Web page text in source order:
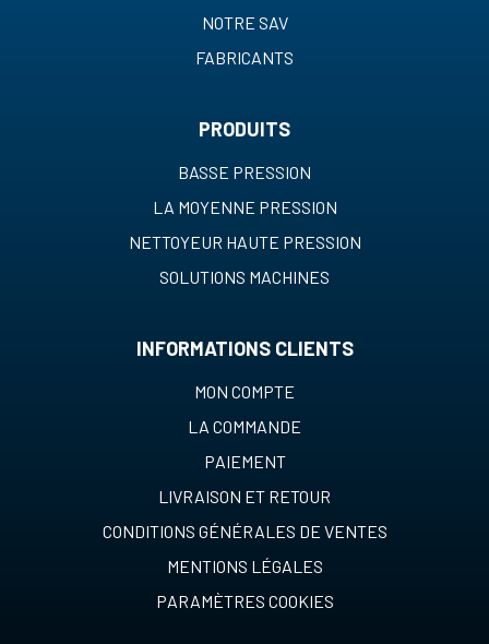
NOTRE SAV
FABRICANTS
PRODUITS
BASSE PRESSION
LA MOYENNE PRESSION
NETTOYEUR HAUTE PRESSION
SOLUTIONS MACHINES
INFORMATIONS CLIENTS
MON COMPTE
LA COMMANDE
PAIEMENT
LIVRAISON ET RETOUR
CONDITIONS GÉNÉRALES DE VENTES
MENTIONS LÉGALES
PARAMÈTRES COOKIES